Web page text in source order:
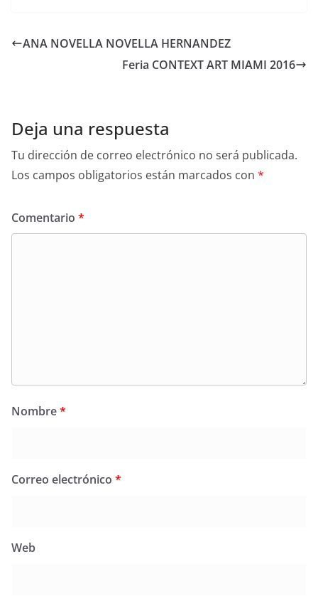
ANA NOVELLA NOVELLA HERNANDEZ
Feria CONTEXT ART MIAMI 2016
Deja una respuesta
Tu dirección de correo electrónico no será publicada.
Los campos obligatorios están marcados con *
Comentario *
Nombre*
Correo electrónico *
Web